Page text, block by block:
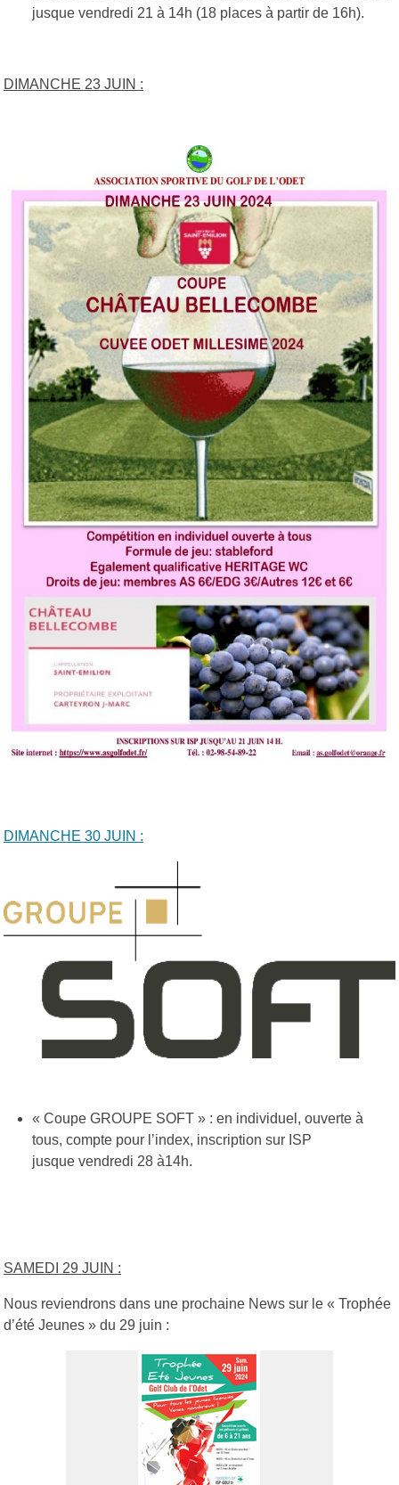
jusque vendredi 21 à 14h (18 places à partir de 16h).
DIMANCHE 23 JUIN :
DIMANCHE 30 JUIN :
« Coupe GROUPE SOFT » : en individuel, ouverte à
tous, compte pour l’index, inscription sur ISP
jusque vendredi 28 à14h.
SAMEDI 29 JUIN :
Nous reviendrons dans une prochaine News sur le « Trophée
d’été Jeunes » du 29 juin :